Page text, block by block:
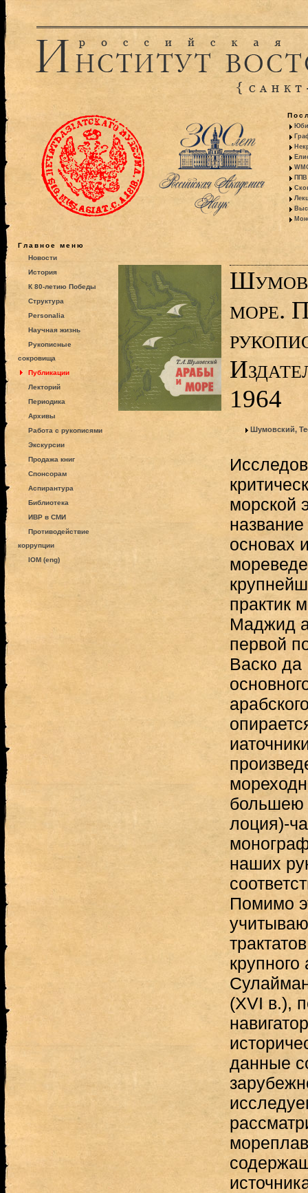
ППВ
Главное меню
Новости
История
К 80-летию Победы
Структура
Personalia
Научная жизнь
Рукописные
сокровища
Публикации
Лекторий
Периодика
Архивы
Работа с рукописями
Экскурсии
Продажа книг
Спонсорам
Аспирантура
Библиотека
ИВР в СМИ
Противодействие
коррупции
IOM (eng)
море.
1964
Шумовский,
морской
основах
практик
Маджид
первой
Васко
большею
лоция)-
наших
Помимо
(XVI в.),
данные